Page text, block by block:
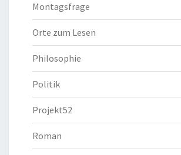
Montagsfrage
Orte zum Lesen
Philosophie
Politik
Projekt52
Roman